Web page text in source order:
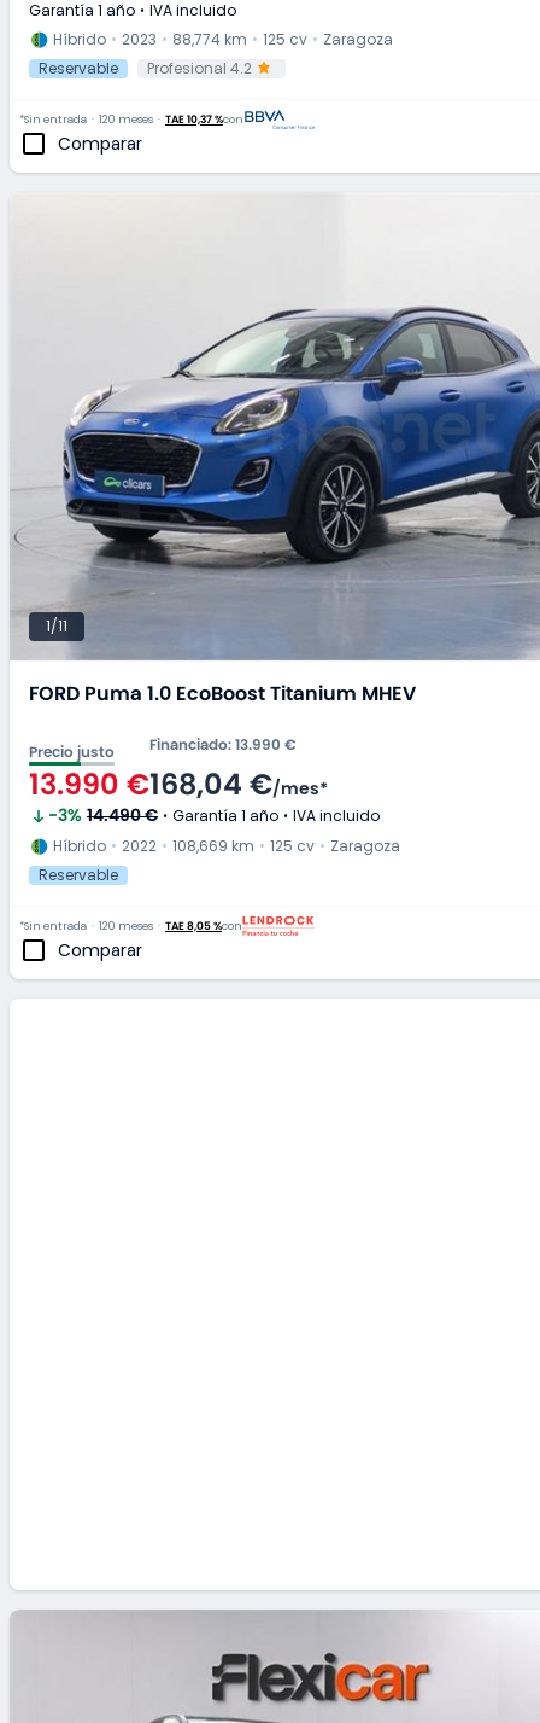
Garantía 1 año
IVA incluido
Híbrido
2023 88,774 km 125 cv
Zaragoza
Reservable
Profesional 4.2
Comparar
*Sin entrada 120 meses TAE 10,37 %con
FORD Puma 1.0 EcoBoost Titanium MHEV
Precio justo
13.990 €
Financiado: 13.990 €
168,04 €/mes*
-3% 14.490 € Garantía 1 año IVA incluido
Híbrido 2022 108,669 km 125 cv
Zaragoza
Reservable
1/11
Comparar
*Sin entrada 120 meses TAE 8,05 %con